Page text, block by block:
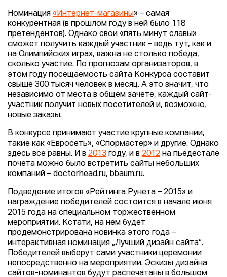
Номинация «Интернет-магазины» – самая
конкурентная (в прошлом году в ней было 118
претендентов). Однако свои «пять минут славы»
сможет получить каждый участник – ведь тут, как и
на Олимпийских играх, важна не столько победа,
сколько участие. По прогнозам организаторов, в
этом году посещаемость сайта Конкурса составит
свыше 300 тысяч человек в месяц. А это значит, что
независимо от места в общем зачете, каждый сайт-
участник получит новых посетителей и, возможно,
новые заказы.
В конкурсе принимают участие крупные компании,
такие как «Евросеть», «Спормастер» и другие. Однако
здесь все равны. И в 2013 году, и в 2012 на пьедестале
почета можно было встретить сайты небольших
компаний – doctorhead.ru, bbaum.ru.
Подведение итогов «Рейтинга Рунета – 2015» и
награждение победителей состоится в начале июня
2015 года на специальном торжественном
мероприятии. Кстати, на нем будет
продемонстрирована новинка этого года –
интерактивная номинация „Лучший дизайн сайта“.
Победителей выберут сами участники церемонии
непосредственно на мероприятии. Эскизы дизайна
сайтов-номинантов будут распечатаны в большом